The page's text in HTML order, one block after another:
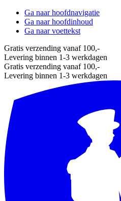
Ga naar hoofdnavigatie
Ga naar hoofdinhoud
Ga naar voettekst
Gratis verzending vanaf 100,-
Levering binnen 1-3 werkdagen
Gratis verzending vanaf 100,-
Levering binnen 1-3 werkdagen